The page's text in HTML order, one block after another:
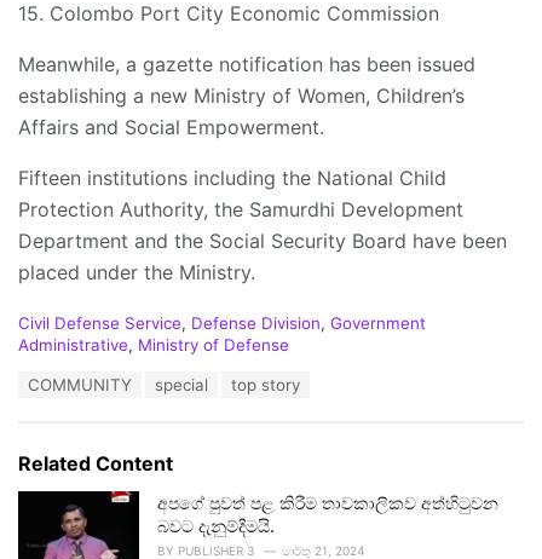
15. Colombo Port City Economic Commission
Meanwhile, a gazette notification has been issued
establishing a new Ministry of Women, Children’s
Affairs and Social Empowerment.
Fifteen institutions including the National Child
Protection Authority, the Samurdhi Development
Department and the Social Security Board have been
placed under the Ministry.
C
a
r
i
e
Civil Defense Service, Defense Division, Government
Administrative, Ministry of Defense
:
COMMUNITY special top story
Related Content
අපගේ පුවත් පළ කිරීම තාවකාලිකව අත්හිටුවන
බවට දැනුම්දීමයි.
BY PUBLISHER 3 මාර්තු 21, 2024